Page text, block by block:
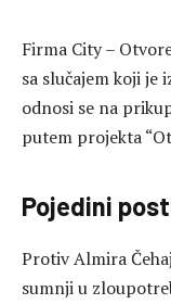
Firma City –
sa slučajem koji je
odnosi se na
putem projekta
Pojedini
ProtivAlmira
sumnji u